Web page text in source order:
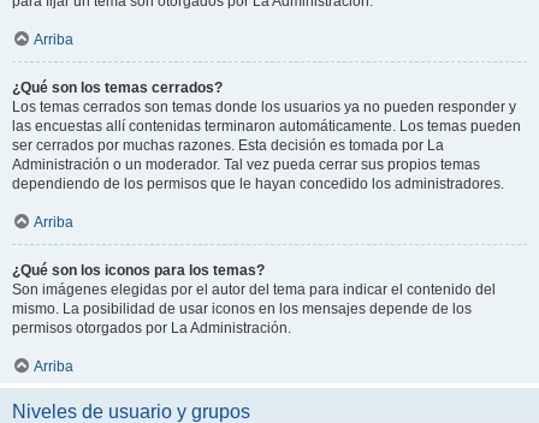
Arriba
¿Qué son los temas cerrados?
Los temas cerrados son temas donde los usuarios ya no pueden responder y
las encuestas allí contenidas terminaron automáticamente. Los temas pueden
ser cerrados por muchas razones. Esta decisión es tomada por La
Administración o un moderador. Tal vez pueda cerrar sus propios temas
dependiendo de los permisos que le hayan concedido los administradores.
Arriba
¿Qué son los iconos para los temas?
Son imágenes elegidas por el autor del tema para indicar el contenido del
mismo. La posibilidad de usar iconos en los mensajes depende de los
permisos otorgados por La Administración.
Arriba
Niveles de usuario y grupos